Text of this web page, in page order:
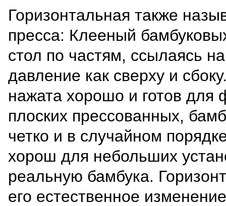
Горизонтальная также
пресса: Клееный
стол по частям, ссылаясь
давление как сверху и
нажата хорошо и готов
плоских прессованных,
четко и в случайном
хорош для небольших
реальную бамбука.
его естественное